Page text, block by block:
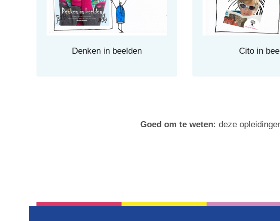
Denken in beelden Cito in
Goed om te weten: deze